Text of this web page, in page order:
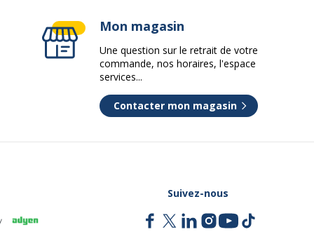
Mon magasin
Une question sur le retrait de votre
commande, nos horaires, l'espace
services...
Contacter mon magasin
Suivez-nous